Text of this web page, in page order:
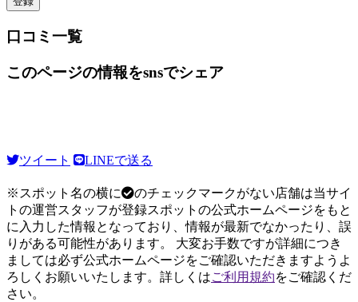
口コミ一覧
このページの情報をsnsでシェア
ツイート LINEで送る
※スポット名の横に
のチェックマークがない店舗は当サイ
トの運営スタッフが登録スポットの公式ホームページをもと
に入力した情報となっており、情報が最新でなかったり、誤
りがある可能性があります。 大変お手数ですが詳細につき
ましては必ず公式ホームページをご確認いただきますようよ
ろしくお願いいたします。詳しくはご利用規約をご確認くだ
さい。